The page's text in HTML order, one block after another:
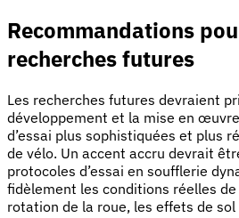
Recommandations
recherches futures
Les recherches futures devraient
développement et la mise en
d’essai plus sophistiquées et plus
de vélo. Un accent accru devrait
protocoles d’essai en soufflerie
fidèlement les conditions réelles
rotation de la roue, les effets de